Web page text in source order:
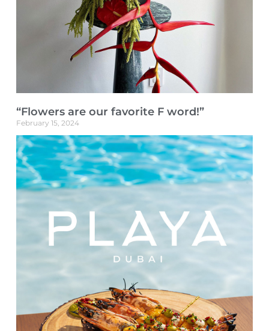
“Flowers are our favorite F word!”
February 15, 2024